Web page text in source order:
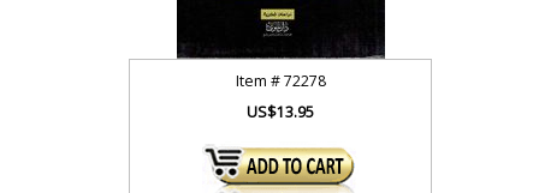
Item #72278
US$13.95